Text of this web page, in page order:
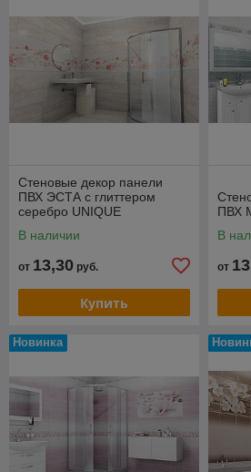
и отделки дома с
Ширина панели 25 см.;
мм .
интернет магазин
на дом Декоративные 3
Жёлтые автомобили
Стеновыми Декор Панелями
Стеновые декор панели
ПВХ ЭСТА с глиттером
серебро UNIQUE
В наличии
от 13,30 руб.
Купить
ПВХ
В
от
Новинка